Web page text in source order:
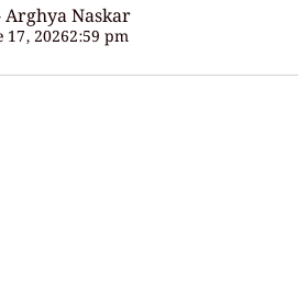
Arghya Naskar
17, 20262:59 pm